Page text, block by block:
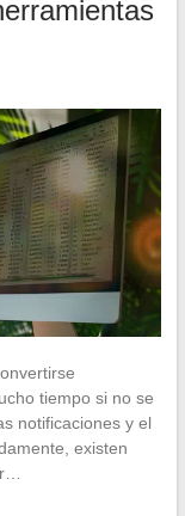
tiempo si no se
notificaciones y el
existen